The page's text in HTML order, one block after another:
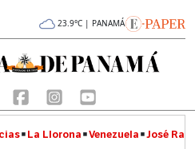
23.9°C | PANAMÁ
La Llorona Venezuela José